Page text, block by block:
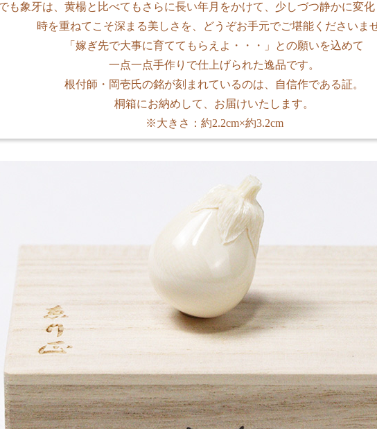
も象牙は、黄楊と比べてもさらに長い年月をかけて、少しづつ静かに変化
時を重ねてこそ深まる美しさを、どうぞお手元でご堪能くださいませ
「嫁ぎ先で大事に育ててもらえよ・・・」との願いを込めて
一点一点手作りで仕上げられた逸品です。
根付師・岡壱氏の銘が刻まれているのは、自信作である証。
桐箱にお納めして、お届けいたします。
※大きさ：約2.2cm×約3.2cm